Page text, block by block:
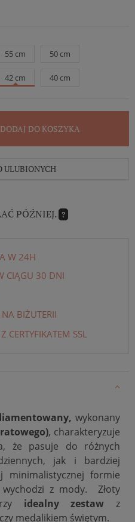
55 cm 50 cm
42 cm 40 cm
DODAJ DO KOSZYKA
ULUBIONYCH
PÓŹNIEJ. ?
W 24H
CIĄGU 30 DNI
BIŻUTERII
CERTYFIKATEM SSL
wykonany
, charakteryzuje
że pasuje do różnych
jak i bardziej
minimalistycznej formie
z mody. Złoty
idealny zestaw z
medalikiem świętym.